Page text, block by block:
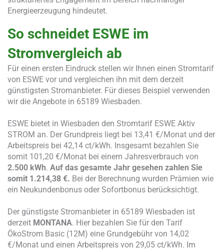
Energieerzeugung hindeutet.
So schneidet ESWE im
Stromvergleich ab
Für einen ersten Eindruck stellen wir Ihnen einen Stromtarif
von ESWE vor und vergleichen ihn mit dem derzeit
günstigsten Stromanbieter. Für dieses Beispiel verwenden
wir die Angebote in 65189 Wiesbaden.
ESWE bietet in Wiesbaden den Stromtarif ESWE Aktiv
STROM an. Der Grundpreis liegt bei 13,41 €/Monat und der
Arbeitspreis bei 42,14 ct/kWh. Insgesamt bezahlen Sie
somit 101,20 €/Monat bei einem Jahresverbrauch von
2.500 kWh. Auf das gesamte Jahr gesehen zahlen Sie
somit 1.214,38 €. Bei der Berechnung wurden Prämien wie
ein Neukundenbonus oder Sofortbonus berücksichtigt.
Der günstigste Stromanbieter in 65189 Wiesbaden ist
derzeit MONTANA. Hier bezahlen Sie für den Tarif
ÖkoStrom Basic (12M) eine Grundgebühr von 14,02
€/Monat und einen Arbeitspreis von 29,05 ct/kWh. Im